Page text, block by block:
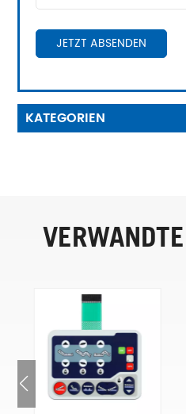
JETZT ABSENDEN
KATEGORIEN